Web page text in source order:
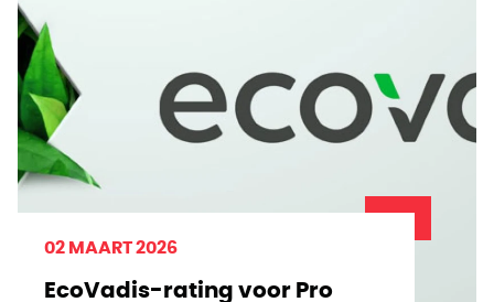
02 MAART 2026
EcoVadis-rating voor Pro